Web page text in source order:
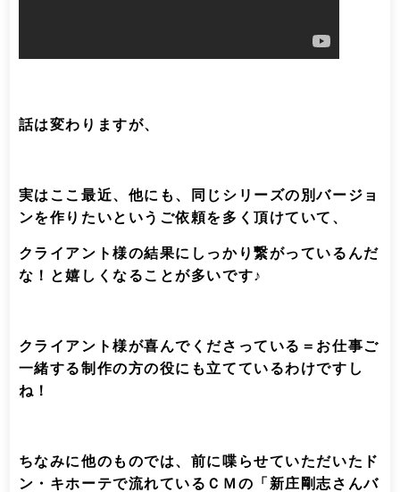
話は変わりますが、
実はここ最近、他にも、同じシリーズの別バージョ
ンを作りたいというご依頼を多く頂けていて、
クライアント様の結果にしっかり繋がっているんだ
な！と嬉しくなることが多いです♪
クライアント様が喜んでくださっている＝お仕事ご
一緒する制作の方の役にも立てているわけですし
ね！
ちなみに他のものでは、前に喋らせていただいたド
ン・キホーテで流れているＣＭの「新庄剛志さんバ